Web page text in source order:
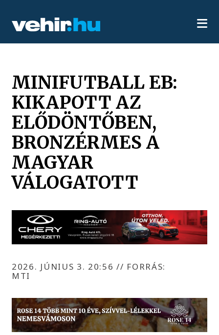
MINIFUTBALL EB:
KIKAPOTT AZ
ELŐDÖNTŐBEN,
BRONZÉRMES A
MAGYAR
VÁLOGATOTT
2026. JÚNIUS 3. 20:56// FORRÁS:
MTI